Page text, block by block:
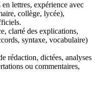
en lettres, expérience avec
collège, lycée),
clarté des explications,
syntaxe, vocabulaire)
rédaction, dictées, analyses
ou commentaires,